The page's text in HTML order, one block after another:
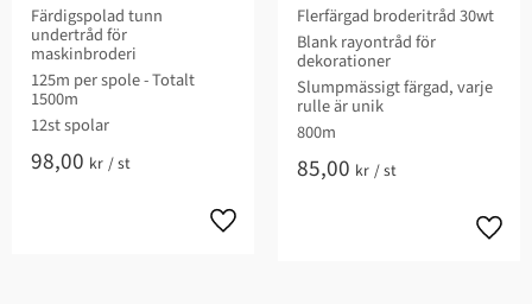
Färdigspolad tunn
undertråd för
maskinbroderi
125m per spole - Totalt
1500m
12st spolar
98,00 kr /st
Flerfärgad broderitråd 30wt
Blank rayontråd för
dekorationer
Slumpmässigt färgad, varje
rulle är unik
800m
85,00 kr /st